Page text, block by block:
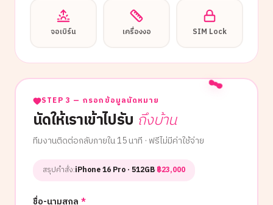
จอเบิร์น เครื่องงอ SIM Lock
STEP 3 — กรอกข้อมูลนัดหมาย
นัดให้เราเข้าไปรับ ถึงบ้าน
ทีมงานติดต่อกลับภายใน 15 นาที · ฟรีไม่มีค่าใช้จ่าย
สรุปคำสั่ง:iPhone 16 Pro · 512GB·฿23,000
ชื่อ-นามสกุล *